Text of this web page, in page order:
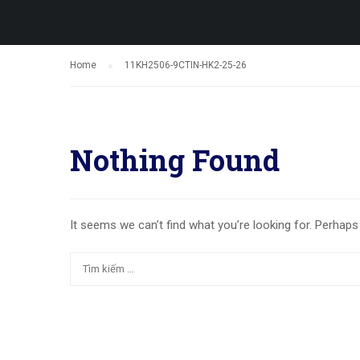
Home 11KH2506-9CTIN-HK2-25-26
Nothing Found
It seems we can’t find what you’re looking for.